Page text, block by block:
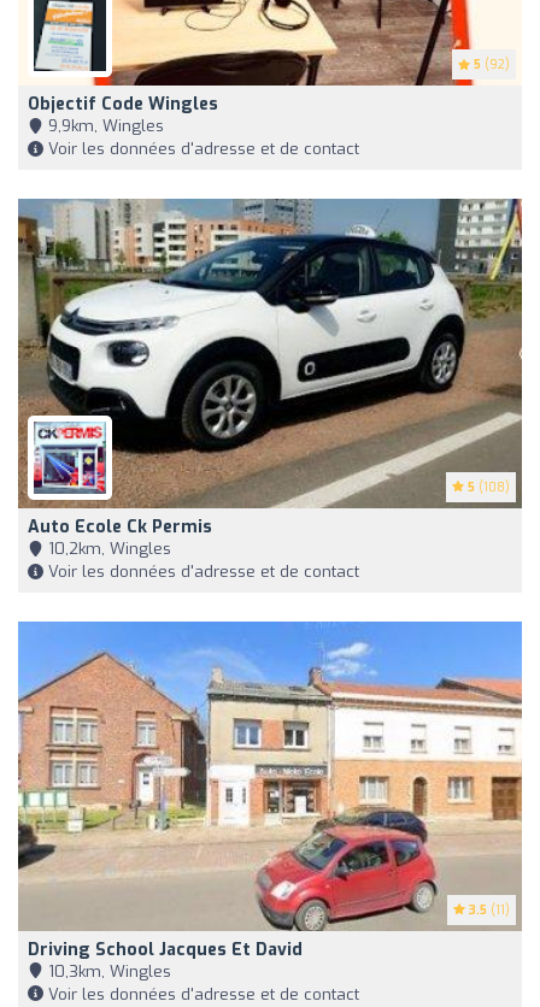
5 (92)
Objectif Code Wingles
9,9km, Wingles
Voir les données d'adresse et de contact
5 (108)
Auto Ecole Ck Permis
10,2km, Wingles
Voir les données d'adresse et de contact
3.5 (11)
Driving School Jacques Et David
10,3km, Wingles
Voir les données d'adresse et de contact